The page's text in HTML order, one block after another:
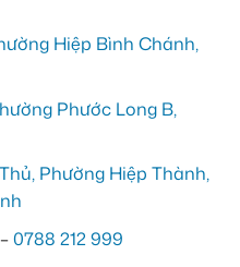
Hiệp Bình Chánh,
Phước Long B,
Phường Hiệp Thành,
–0788 212 999